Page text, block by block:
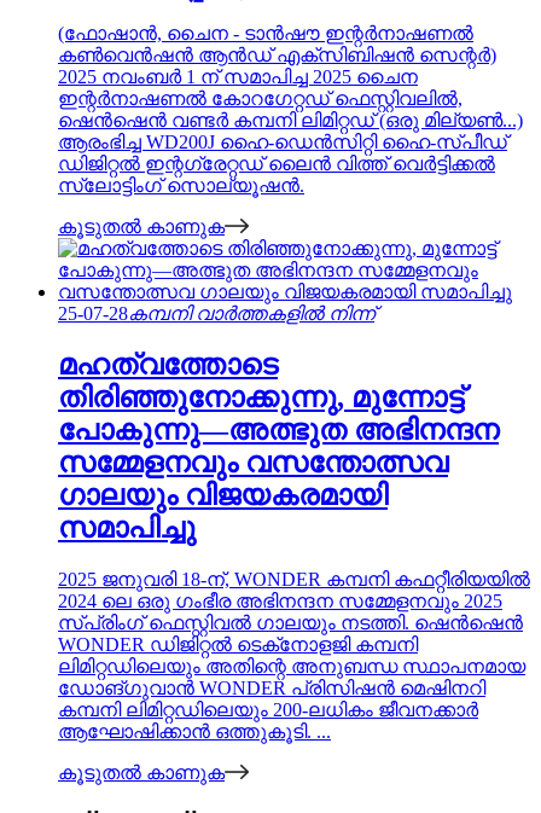
(ഫോഷാൻ, ചൈന - ടാൻഷൗ ഇന്റർനാഷണൽ
കൺവെൻഷൻ ആൻഡ് എക്സിബിഷൻ സെന്റർ)
2025 നവംബർ 1 ന് സമാപിച്ച 2025 ചൈന
ഇന്റർനാഷണൽ കോറഗേറ്റഡ് ഫെസ്റ്റിവലിൽ,
ഷെൻ‌ഷെൻ വണ്ടർ കമ്പനി ലിമിറ്റഡ് (ഒരു മില്യൺ...)
ആരംഭിച്ച WD200J ഹൈ-ഡെൻസിറ്റി ഹൈ-സ്പീഡ്
ഡിജിറ്റൽ ഇന്റഗ്രേറ്റഡ് ലൈൻ വിത്ത് വെർട്ടിക്കൽ
സ്ലോട്ടിംഗ് സൊല്യൂഷൻ.
കൂടുതൽ കാണുക
25-07-28കമ്പനി വാർത്തകളിൽ നിന്ന്
മഹത്വത്തോടെ
തിരിഞ്ഞുനോക്കുന്നു, മുന്നോട്ട്
പോകുന്നു—അത്ഭുത അഭിനന്ദന
സമ്മേളനവും വസന്തോത്സവ
ഗാലയും വിജയകരമായി
സമാപിച്ചു
2025 ജനുവരി 18-ന്, WONDER കമ്പനി കഫറ്റീരിയയിൽ
2024 ലെ ഒരു ഗംഭീര അഭിനന്ദന സമ്മേളനവും 2025
സ്പ്രിംഗ് ഫെസ്റ്റിവൽ ഗാലയും നടത്തി. ഷെൻ‌ഷെൻ
WONDER ഡിജിറ്റൽ ടെക്‌നോളജി കമ്പനി
ലിമിറ്റഡിലെയും അതിന്റെ അനുബന്ധ സ്ഥാപനമായ
ഡോങ്‌ഗുവാൻ WONDER പ്രിസിഷൻ മെഷിനറി
കമ്പനി ലിമിറ്റഡിലെയും 200-ലധികം ജീവനക്കാർ
ആഘോഷിക്കാൻ ഒത്തുകൂടി. ...
കൂടുതൽ കാണുക